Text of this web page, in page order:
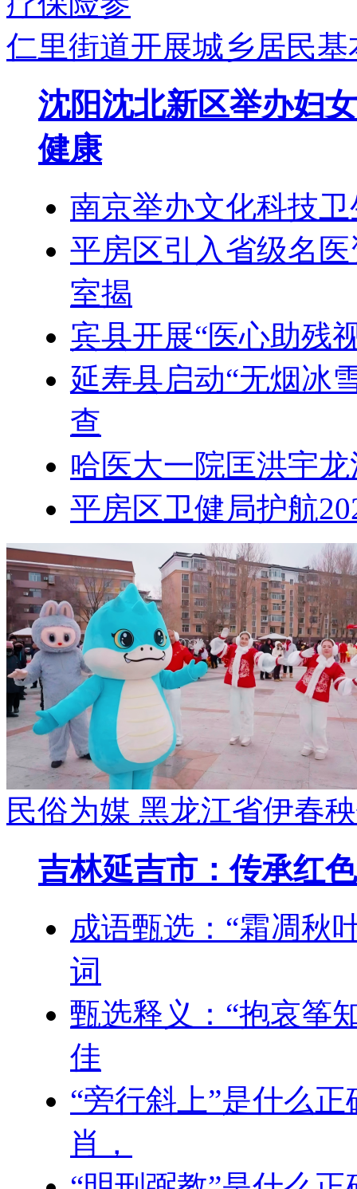
仁里街道开展城乡居民
沈阳沈北新区举办妇
健康
南京举办文化科技
平房区引入省级名
室揭
宾县开展“医心助残
延寿县启动“无烟冰
查
哈医大一院匡洪宇
平房区卫健局护航
民俗为媒 黑龙江省伊春
吉林延吉市：传承红
成语甄选：“霜凋秋
词
甄选释义：“抱哀筝
佳
“旁行斜上”是什么
肖，